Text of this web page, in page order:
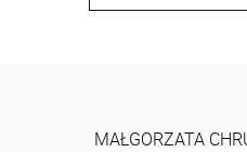
MAŁGORZATA